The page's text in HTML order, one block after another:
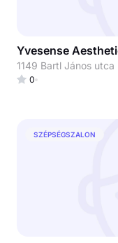
Yvesense
1149 Bartl János
0
SZÉPSÉGSZALON